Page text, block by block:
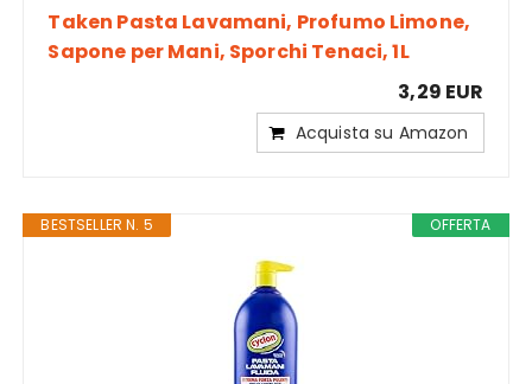
Taken Pasta Lavamani, Profumo Limone,
Sapone per Mani, Sporchi Tenaci, 1L
3,29 EUR
Acquista su Amazon
OFFERTA
BESTSELLER N. 5